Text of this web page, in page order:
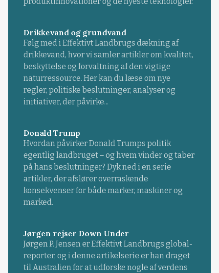
Drikkevand og grundvand
Følg med i Effektivt Landbrugs dækning af
drikkevand, hvor vi samler artikler om kvalitet,
beskyttelse og forvaltning af den vigtige
naturressource. Her kan du læse om nye
regler, politiske beslutninger, analyser og
initiativer, der påvirke...
Donald Trump
Hvordan påvirker Donald Trumps politik
egentlig landbruget – og hvem vinder og taber
på hans beslutninger? Dyk ned i en serie
artikler, der afslører overraskende
konsekvenser for både marker, maskiner og
marked.
Jørgen rejser Down Under
Jørgen P. Jensen er Effektivt Landbrugs global-
reporter, og i denne artikelserie er han draget
til Australien for at udforske nogle af verdens